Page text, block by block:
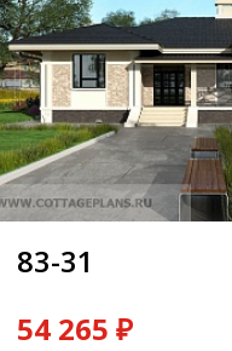
83-31
54 265 ₽